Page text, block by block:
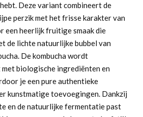
Deze variant combineert de
perzik met het frisse karakter van
een heerlijk fruitige smaak die
de lichte natuurlijke bubbel van
De kombucha wordt
biologische ingrediënten en
je een pure authentieke
kunstmatige toevoegingen. Dankzij
en de natuurlijke fermentatie past